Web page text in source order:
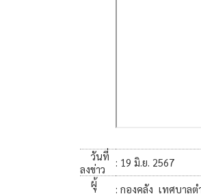
วันที่
ลงข่าว
: 19 มิ.ย. 2567
ผู้
: กองคลัง เทศบาล